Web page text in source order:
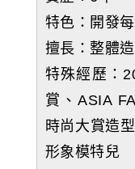
特色：開發
擅長：整體
特殊經歷：
賞、ASIA
時尚大賞造
形象模特兒